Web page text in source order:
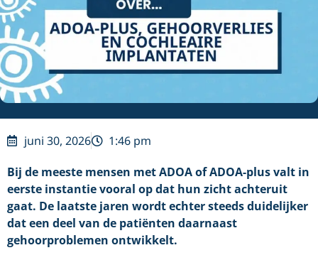
juni 30, 2026
1:46 pm
Bij de meeste mensen met ADOA of ADOA-plus valt in
eerste instantie vooral op dat hun zicht achteruit
gaat. De laatste jaren wordt echter steeds duidelijker
dat een deel van de patiënten daarnaast
gehoorproblemen ontwikkelt.